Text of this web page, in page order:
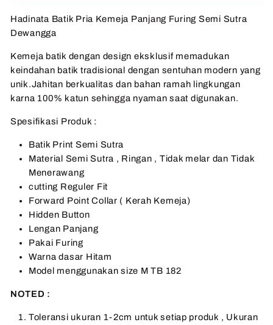
Hadinata Batik Pria Kemeja Panjang Furing Semi Sutra
Dewangga
Kemeja batik dengan design eksklusif memadukan
keindahan batik tradisional dengan sentuhan modern yang
unik.Jahitan berkualitas dan bahan ramah lingkungan
karna 100% katun sehingga nyaman saat digunakan.
Spesifikasi Produk :
Batik Print Semi Sutra
Material Semi Sutra , Ringan , Tidak melar dan Tidak
Menerawang
cutting Reguler Fit
Forward Point Collar ( Kerah Kemeja)
Hidden Button
Lengan Panjang
Pakai Furing
Warna dasar Hitam
Model menggunakan size M TB 182
NOTED :
Toleransi ukuran 1-2cm untuk setiap produk , Ukuran